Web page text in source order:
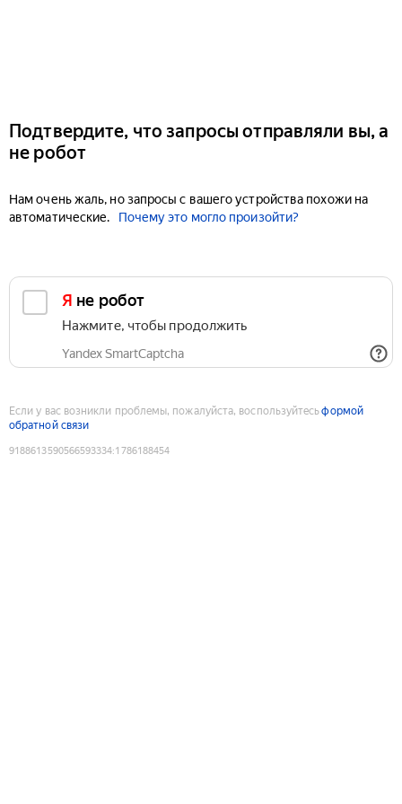
Подтвердите, что запросы отправляли вы, а
не робот
Нам очень жаль, но запросы с вашего устройства похожи на
автоматические.
Почему это могло произойти?
Я не робот
Нажмите, чтобы продолжить
Yandex SmartCaptcha
Если у вас возникли проблемы, пожалуйста, воспользуйтесьформой
обратной связи
9188613590566593334:1786188454